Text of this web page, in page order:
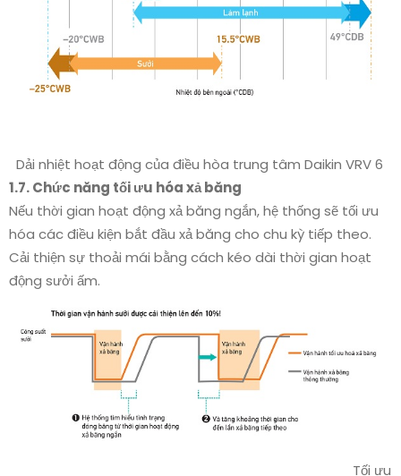
Dải nhiệt hoạt động của điều hòa trung tâm Daikin VRV 6
1.7. Chức năng tối ưu hóa xả băng
Nếu thời gian hoạt động xả băng ngắn, hệ thống sẽ tối ưu
hóa các điều kiện bắt đầu xả băng cho chu kỳ tiếp theo.
Cải thiện sự thoải mái bằng cách kéo dài thời gian hoạt
động sưởi ấm.
Tối ưu